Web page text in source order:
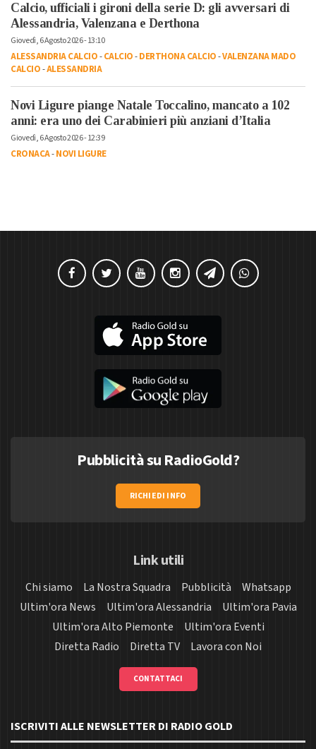
Calcio, ufficiali i gironi della serie D: gli avversari di
Alessandria, Valenzana e Derthona
Giovedì, 6 Agosto 2026 - 13:10
ALESSANDRIA CALCIO-CALCIO-DERTHONA CALCIO-VALENZANA MADO
CALCIO-ALESSANDRIA
Novi Ligure piange Natale Toccalino, mancato a 102
anni: era uno dei Carabinieri più anziani d’Italia
Giovedì, 6 Agosto 2026 - 12:39
CRONACA-NOVI LIGURE
Pubblicità su RadioGold?
RICHIEDI INFO
Link utili
Chi siamo La Nostra Squadra Pubblicità
Whatsapp
Ultim'ora News
Ultim'ora Alessandria
Ultim'ora Pavia
Ultim'ora Alto Piemonte
Ultim'ora Eventi
Diretta Radio
Diretta TV Lavora con Noi
CONTATTACI
ISCRIVITI ALLE NEWSLETTER DI RADIO GOLD